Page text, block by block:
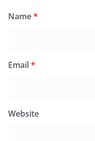
Name*
Email*
Website